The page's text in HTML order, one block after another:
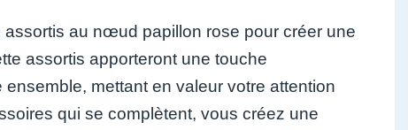
au nœud papillon rose pour créer une
assortis apporteront une touche
mettant en valeur votre attention
qui se complètent, vous créez une